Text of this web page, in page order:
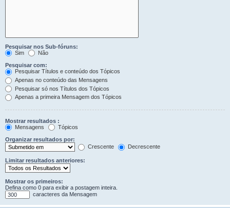
Pesquisar nos Sub-fóruns:
Sim
Não
Pesquisar com:
Pesquisar Títulos e conteúdo dos Tópicos
Apenas no conteúdo das Mensagens
Pesquisar só nos Títulos dos Tópicos
Apenas a primeira Mensagem dos Tópicos
Mostrar resultados :
Mensagens
Tópicos
Organizar resultados por:
Crescente
Decrescente
Limitar resultados anteriores:
Mostrar os primeiros:
Defina como 0 para exibir a postagem inteira.
caracteres da Mensagem